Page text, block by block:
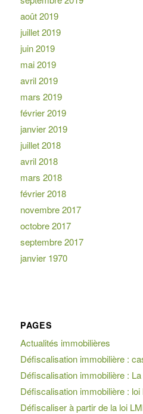
août 2019
juillet 2019
juin 2019
mai 2019
avril 2019
mars 2019
février 2019
janvier 2019
juillet 2018
avril 2018
mars 2018
février 2018
novembre 2017
octobre 2017
septembre 2017
janvier 1970
PAGES
Actualités immobilières
Défiscalisation immobilière :
Défiscalisation immobilière :
Défiscalisation immobilière : loi
Défiscaliser à partir de la loi